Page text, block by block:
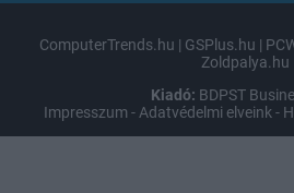
ComputerTrends.hu | GSPlus.hu |
Zoldpalya.hu
Kiadó: BDPST
Impresszum -Adatvédelmi elveink-